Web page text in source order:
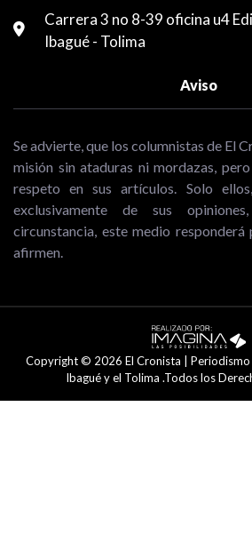
Carrera 3 no 8-39 oficina u4
Ibagué - Tolima
Aviso
Se advierte, que los columnistas de El
misión sin ataduras ni mordazas,
respeto en sus artículos. Solo
exclusivamente de sus
circunstancia, este medio
afirmen.
Copyright © 2026 El Cronista | Periodismo
Ibagué y el Tolima .Todos los